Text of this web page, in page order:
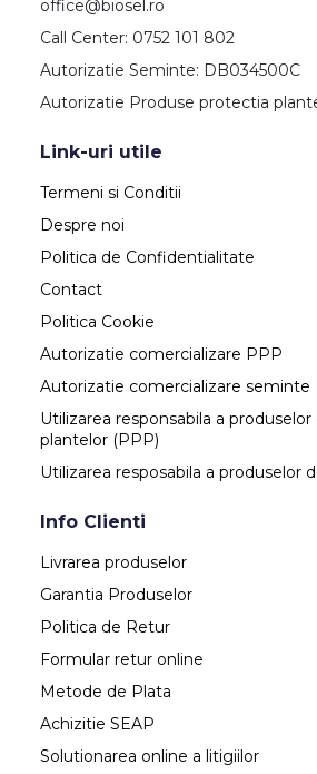
office@biosel.ro
Call Center: 0752 101 802
Autorizatie Seminte: DB034500C
Autorizatie Produse protectia
Link-uri utile
Termeni si Conditii
Despre noi
Politica de Confidentialitate
Contact
Politica Cookie
Autorizatie comercializare PPP
Autorizatie comercializare seminte
Utilizarea responsabila a
plantelor (PPP)
Utilizarea resposabila a produselor
Info Clienti
Livrarea produselor
Garantia Produselor
Politica de Retur
Formular retur online
Metode de Plata
Achizitie SEAP
Solutionarea online a litigiilor